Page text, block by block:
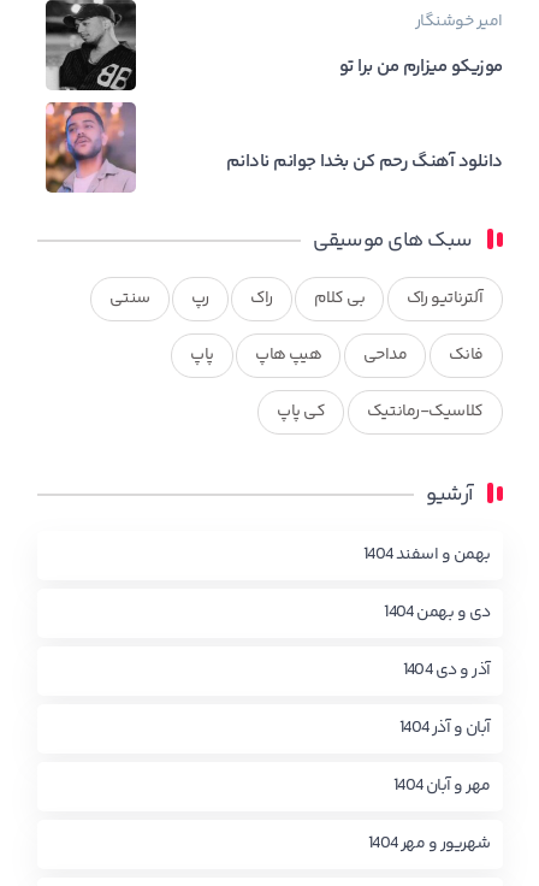
امیر خوشنگار
موزیکو میزارم من برا تو
دانلود آهنگ رحم کن بخدا جوانم نادانم
سبک های موسیقی
آلترناتیو راک بی کلام راک رپ سنتی
فانک مداحی هیپ هاپ پاپ
کلاسیک-رمانتیک کی پاپ
آرشیو
بهمن و اسفند 1404
دی و بهمن 1404
آذر و دی 1404
آبان و آذر 1404
مهر و آبان 1404
شهریور و مهر 1404